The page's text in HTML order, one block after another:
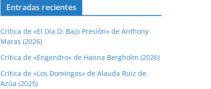
Entradas recientes
Crítica de «El Día D: Bajo Presión» de Anthony
Maras (2026)
Crítica de «Engendro» de Hanna Bergholm (2026)
Crítica de «Los Domingos» de Alauda Ruiz de
Azúa (2025)